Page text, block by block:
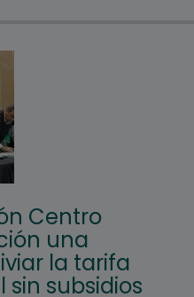
Centro
una
la tarifa
subsidios